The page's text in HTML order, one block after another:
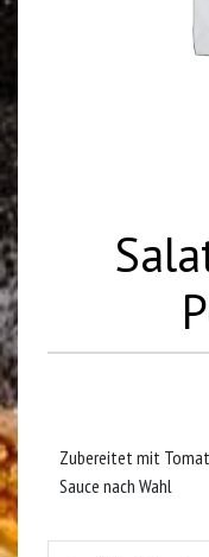
Zubereitet mit
Sauce nach Wahl